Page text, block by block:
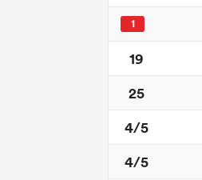
1
19
25
4/5
4/5